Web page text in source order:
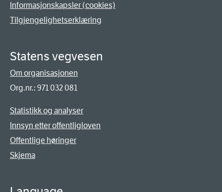
Informasjonskapsler (cookies)
Tilgjengelighetserklæring
Statens vegvesen
Om organisasjonen
Org.nr.: 971 032 081
Statistikk og analyser
Innsyn etter offentligloven
Offentlige høringer
Skjema